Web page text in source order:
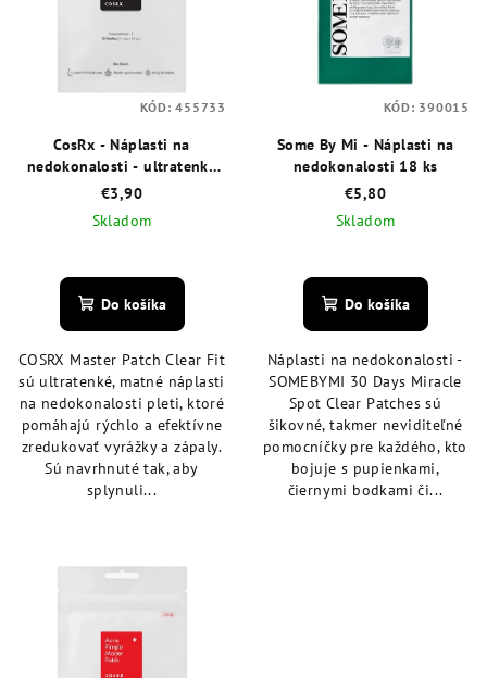
CosRx - Náplasti na
nedokonalosti - ultratenké
18 ks
€3,90
Skladom
hodnotenie
produktu
z
5
hviezdičiek.
Do košíka
COSRX Master Patch Clear Fit
sú ultratenké, matné náplasti
na nedokonalosti pleti, ktoré
pomáhajú rýchlo a efektívne
zredukovať vyrážky a zápaly.
Sú navrhnuté tak, aby
splynuli...
KÓD:455733
Some By Mi - Náplasti na
nedokonalosti 18 ks
€5,80
Skladom
hodnotenie
produktu
z
5
hviezdičiek.
Do košíka
Náplasti na nedokonalosti -
SOMEBYMI 30 Days Miracle
Spot Clear Patches sú
šikovné, takmer neviditeľné
pomocníčky pre každého, kto
bojuje s pupienkami,
čiernymi bodkami či...
KÓD: 390015